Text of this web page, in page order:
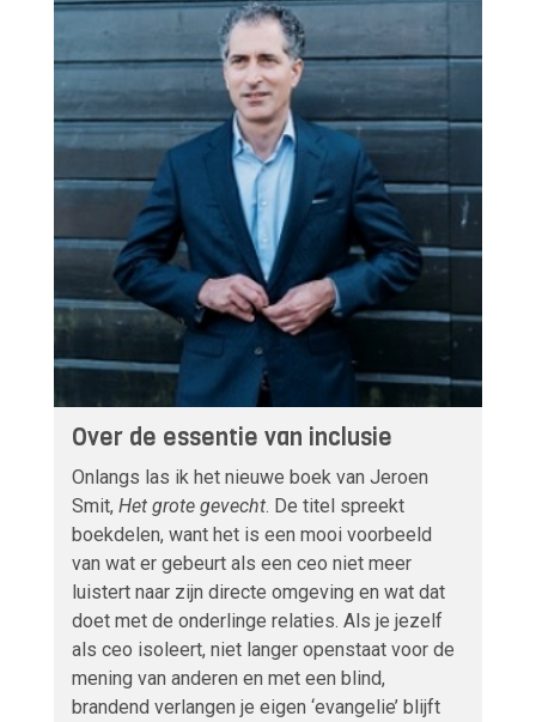
Over de essentie van inclusie
Onlangs las ik het nieuwe boek van Jeroen
Smit, Het grote gevecht. De titel spreekt
boekdelen, want het is een mooi voorbeeld
van wat er gebeurt als een ceo niet meer
luistert naar zijn directe omgeving en wat dat
doet met de onderlinge relaties. Als je jezelf
als ceo isoleert, niet langer openstaat voor de
mening van anderen en met een blind,
brandend verlangen je eigen ‘evangelie’ blijft